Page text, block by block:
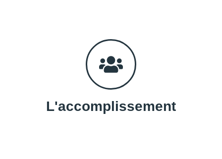
L'accomplissement